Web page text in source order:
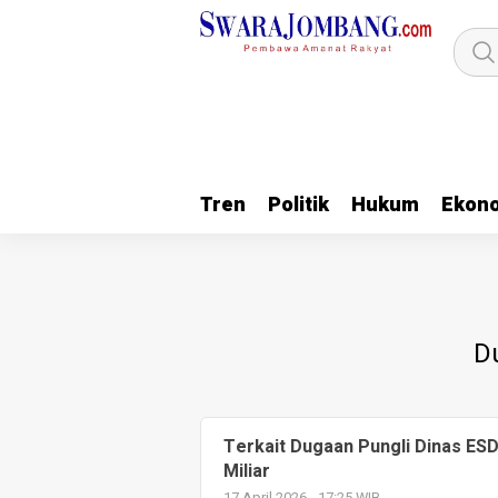
Tren Politik Hukum
Terkait Dugaan Pungli Dinas
Miliar